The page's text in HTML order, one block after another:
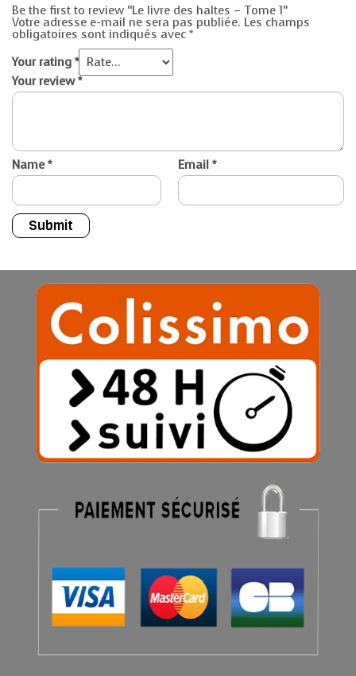
Be the first to review “Le livre des haltes – Tome 1”
Votre adresse e-mail ne sera pas publiée. Les champs
obligatoires sont indiqués avec *
Your rating *
Your review*
Name* Email *